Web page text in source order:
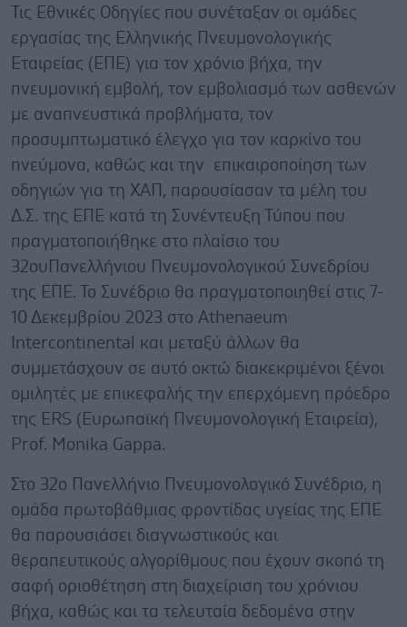
Τις Εθνικές Οδηγίες που συνέταξαν οι ομάδες
εργασίας της Ελληνικής Πνευμονολογικής
Εταιρείας (ΕΠΕ) για τον χρόνιο βήχα, την
πνευμονική εμβολή, τον εμβολιασμό των ασθενών
με αναπνευστικά προβλήματα, τον
προσυμπτωματικό έλεγχο για τον καρκίνο του
πνεύμονα, καθώς και την επικαιροποίηση των
οδηγιών για τη ΧΑΠ, παρουσίασαν τα μέλη του
Δ.Σ. της ΕΠΕ κατά τη Συνέντευξη Τύπου που
πραγματοποιήθηκε στο πλαίσιο του
32ουΠανελλήνιου Πνευμονολογικού Συνεδρίου
της ΕΠΕ. Το Συνέδριο θα πραγματοποιηθεί στις 7-
10 Δεκεμβρίου 2023 στο Athenaeum
Intercontinental και μεταξύ άλλων θα
συμμετάσχουν σε αυτό οκτώ διακεκριμένοι ξένοι
ομιλητές με επικεφαλής την επερχόμενη πρόεδρο
της ERS (Ευρωπαϊκή Πνευμονολογική Εταιρεία),
Prof. Monika Gappa.
Στο 32ο Πανελλήνιο Πνευμονολογικό Συνέδριο, η
ομάδα πρωτοβάθμιας φροντίδας υγείας της ΕΠΕ
θα παρουσιάσει διαγνωστικούς και
θεραπευτικούς αλγορίθμους που έχουν σκοπό τη
σαφή οριοθέτηση στη διαχείριση του χρόνιου
βήχα, καθώς και τα τελευταία δεδομένα στην